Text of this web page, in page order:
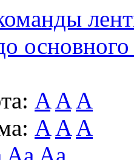
основного
A A A
A A A